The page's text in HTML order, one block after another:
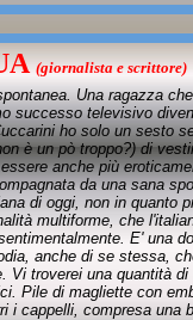
(giornalista e scrittore)
Una ragazza
successo televisivo
ho solo un sesto
è un pò troppo?) di
anche più
da una sana
di oggi, non in quanto
multiforme, che
E' una
anche di se stessa,
Vi troverei una quantità
Pile di magliette con
i cappelli, compresa una